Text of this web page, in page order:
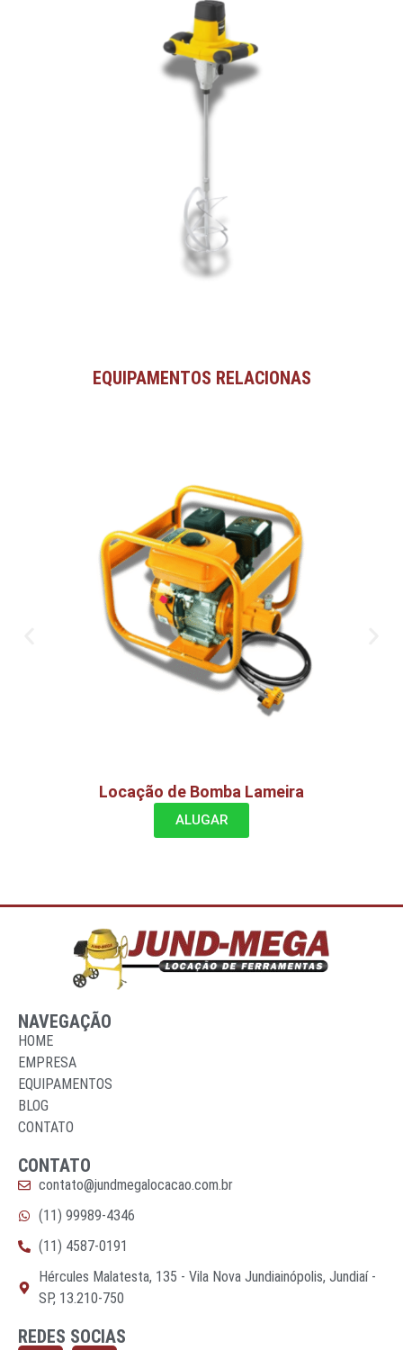
EQUIPAMENTOS RELACIONAS
Locação de Bomba Lameira
ALUGAR
NAVEGAÇÃO
HOME
EMPRESA
EQUIPAMENTOS
BLOG
CONTATO
CONTATO
contato@jundmegalocacao.com.br
(11) 99989-4346
(11) 4587-0191
Hércules Malatesta, 135 - Vila Nova Jundiainópolis, Jundiaí -
SP, 13.210-750
REDES SOCIAS